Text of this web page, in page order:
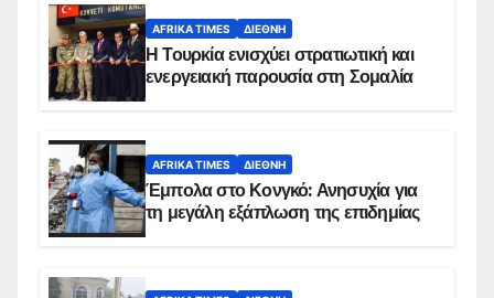
AFRIKA TIMES ΔΙΕΘΝΉ
Η Τουρκία ενισχύει στρατιωτική και
ενεργειακή παρουσία στη Σομαλία
AFRIKA TIMES ΔΙΕΘΝΉ
Έμπολα στο Κονγκό: Ανησυχία για
τη μεγάλη εξάπλωση της επιδημίας